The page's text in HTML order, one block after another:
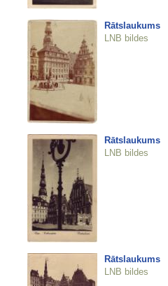
Rātslaukums
LNB bildes
Rātslaukums
LNB bildes
Rātslaukums
LNB bildes